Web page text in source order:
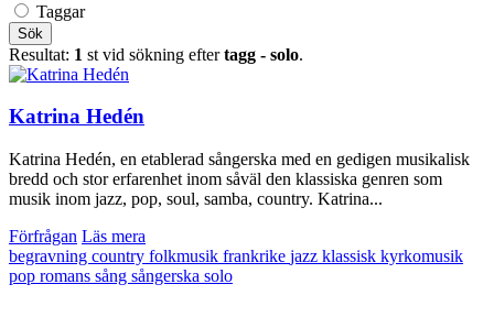
Taggar
Sök
Resultat: 1 st vid sökning eftertagg - solo.
Katrina Hedén
Katrina Hedén, en etablerad sångerska med en gedigen musikalisk
bredd och stor erfarenhet inom såväl den klassiska genren som
musik inom jazz, pop, soul, samba, country. Katrina...
Förfrågan Läs mera
begravning country folkmusik frankrike jazz klassisk kyrkomusik
pop romans sång sångerska solo